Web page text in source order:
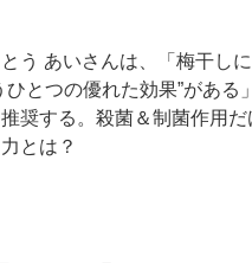
う あいさんは、「梅干し
とつの優れた効果”がある」
奨する。殺菌＆制菌作用だ
とは？